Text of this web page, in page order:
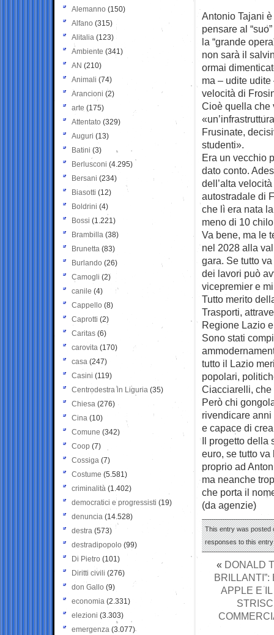
Antonio Tajani
pensare al
la “grande
non sarà il
ormai
ma – udite
velocità di
Cioè quella che
Frusinate,
studenti».
Era un vecchio
dato conto.
dell’alta
autostradale di
che lì era nata
meno di 10
Va bene, ma le
nel 2028 alla
gara. Se tutto
dei lavori può
vicepremier e
Tutto merito
Trasporti,
Regione Lazio
Sono stati
tutto il Lazio
popolari,
Ciacciarelli,
Però chi
rivendicare anni
e capace di
Il progetto della
euro, se tutto
proprio ad
ma neanche
che porta il
(da agenzie)
This entry was posted
responses to this
« DONALD
APPLE E
Alemanno (150)
Alfano (315)
Alitalia (123)
Ambiente (341)
AN (210)
Animali (74)
Arancioni (2)
arte (175)
Attentato (329)
Auguri (13)
Batini (3)
Berlusconi (4.295)
Bersani (234)
Biasotti (12)
Boldrini (4)
Bossi (1.221)
Brambilla (38)
Brunetta (83)
Burlando (26)
Camogli (2)
canile (4)
Cappello (8)
Caprotti (2)
Caritas (6)
carovita (170)
casa (247)
Casini (119)
Centrodestra in Liguria (35)
Chiesa (276)
Cina (10)
Comune (342)
Coop (7)
Cossiga (7)
Costume (5.581)
criminalità (1.402)
democratici e progressisti (19)
denuncia (14.528)
destra (573)
destradipopolo (99)
Di Pietro (101)
Diritti civili (276)
don Gallo (9)
economia (2.331)
elezioni (3.303)
emergenza (3.077)